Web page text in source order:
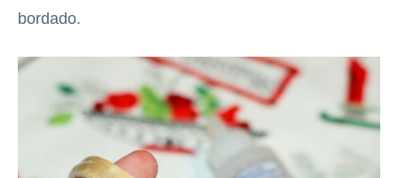
bordado.